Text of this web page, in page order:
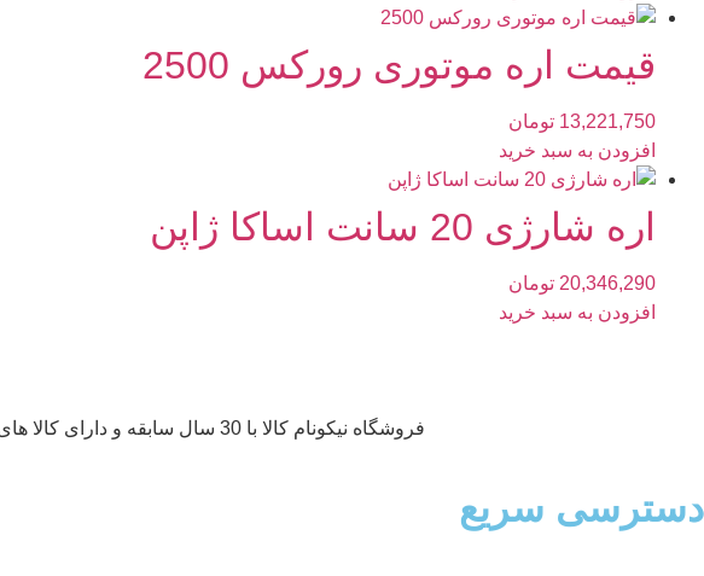
قیمت اره موتوری رورکس 2500
13,221,750 تومان
افزودن به سبد خرید
اره شارژی 20 سانت اساکا ژاپن
20,346,290 تومان
افزودن به سبد خرید
فروشگاه نیکونام کالا با 30 سال سابقه و دارای کالا های درجه 1 و با کیفیت می‌باشد که با نازل ترین قیمت در اختیار مشتریان قرار میگیرد.
دسترسی سریع